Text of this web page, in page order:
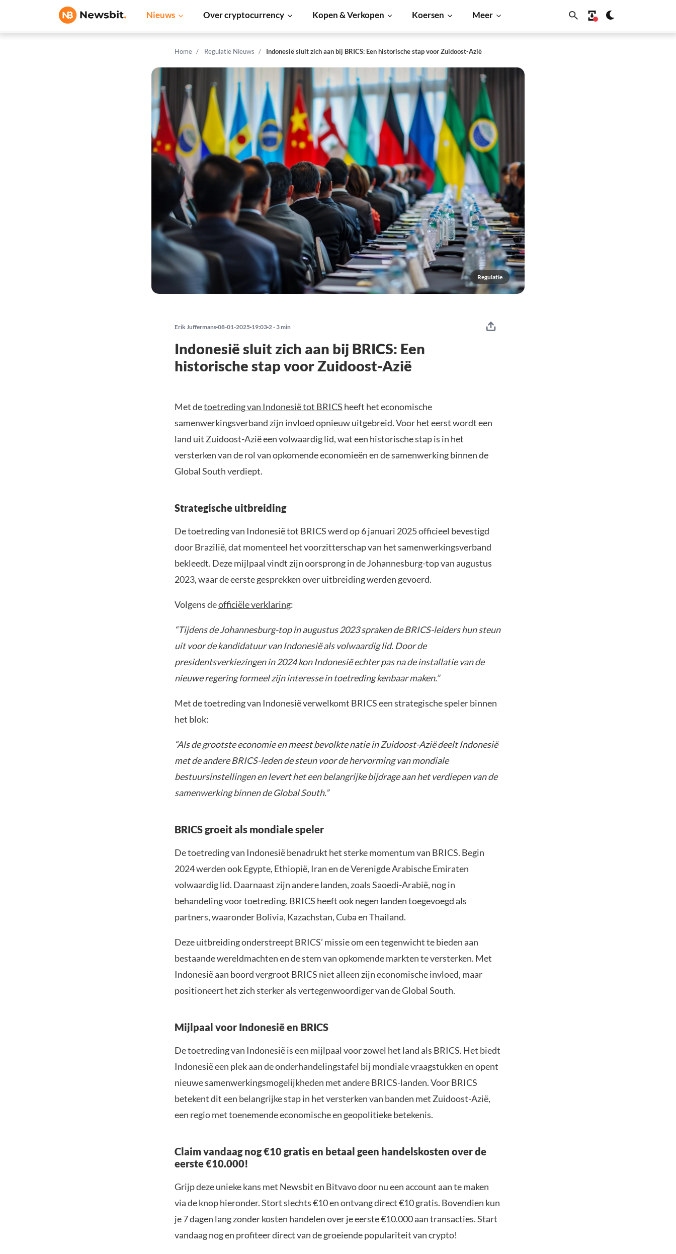
Nieuws Over cryptocurrency Kopen & Verkopen Koersen Meer
Home Regulatie Nieuws Indonesië sluit zich aan bij BRICS: Een historische stap voor Zuidoost-Azië
Regulatie
Erik Juffermans 08-01-2025 19:03 2 - 3 min
Indonesië sluit zich aan bij BRICS: Een
historische stap voor Zuidoost-Azië
Met detoetreding van Indonesië tot BRICS heeft het economische
samenwerkingsverband zijn invloed opnieuw uitgebreid. Voor het eerst wordt een
land uit Zuidoost-Azië een volwaardig lid, wat een historische stap is in het
versterken van de rol van opkomende economieën en de samenwerking binnen de
Global South verdiept.
Strategische uitbreiding
De toetreding van Indonesië tot BRICS werd op 6 januari 2025 officieel bevestigd
door Brazilië, dat momenteel het voorzitterschap van het samenwerkingsverband
bekleedt. Deze mijlpaal vindt zijn oorsprong in de Johannesburg-top van augustus
2023, waar de eerste gesprekken over uitbreiding werden gevoerd.
Volgens deofficiële verklaring:
“Tijdens de Johannesburg-top in augustus 2023 spraken de BRICS-leiders hun steun
uit voor de kandidatuur van Indonesië als volwaardig lid. Door de
presidentsverkiezingen in 2024 kon Indonesië echter pas na de installatie van de
nieuwe regering formeel zijn interesse in toetreding kenbaar maken.”
Met de toetreding van Indonesië verwelkomt BRICS een strategische speler binnen
het blok:
“Als de grootste economie en meest bevolkte natie in Zuidoost-Azië deelt Indonesië
met de andere BRICS-leden de steun voor de hervorming van mondiale
bestuursinstellingen en levert het een belangrijke bijdrage aan het verdiepen van de
samenwerking binnen de Global South.”
BRICS groeit als mondiale speler
De toetreding van Indonesië benadrukt het sterke momentum van BRICS. Begin
2024 werden ook Egypte, Ethiopië, Iran en de Verenigde Arabische Emiraten
volwaardig lid. Daarnaast zijn andere landen, zoals Saoedi-Arabië, nog in
behandeling voor toetreding. BRICS heeft ook negen landen toegevoegd als
partners, waaronder Bolivia, Kazachstan, Cuba en Thailand.
Deze uitbreiding onderstreept BRICS’ missie om een tegenwicht te bieden aan
bestaande wereldmachten en de stem van opkomende markten te versterken. Met
Indonesië aan boord vergroot BRICS niet alleen zijn economische invloed, maar
positioneert het zich sterker als vertegenwoordiger van de Global South.
Mijlpaal voor Indonesië en BRICS
De toetreding van Indonesië is een mijlpaal voor zowel het land als BRICS. Het biedt
Indonesië een plek aan de onderhandelingstafel bij mondiale vraagstukken en opent
nieuwe samenwerkingsmogelijkheden met andere BRICS-landen. Voor BRICS
betekent dit een belangrijke stap in het versterken van banden met Zuidoost-Azië,
een regio met toenemende economische en geopolitieke betekenis.
Claim vandaag nog €10 gratis en betaal geen handelskosten over de
eerste €10.000!
Grijp deze unieke kans met Newsbit en Bitvavo door nu een account aan te maken
via de knop hieronder. Stort slechts €10 en ontvang direct €10 gratis. Bovendien kun
je 7 dagen lang zonder kosten handelen over je eerste €10.000 aan transacties. Start
vandaag nog en profiteer direct van de groeiende populariteit van crypto!